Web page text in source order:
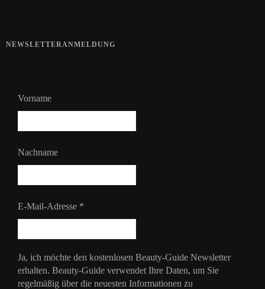
NEWSLETTERANMELDUNG
Vorname
Nachname
E-Mail-Adresse *
Ja, ich möchte den kostenlosen Beauty-Guide Newsletter
erhalten. Beauty-Guide verwendet Ihre Daten, um Sie
regelmäßig über die neuesten Informationen zu